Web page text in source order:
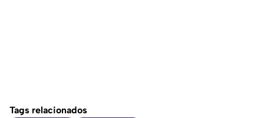
Tags relacionados